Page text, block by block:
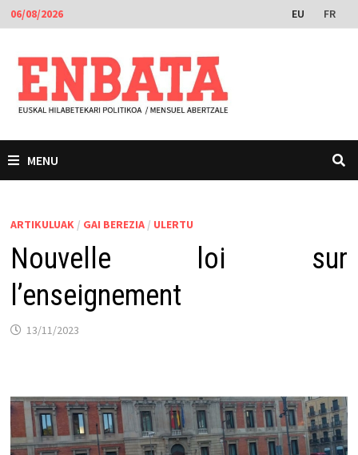
Skip
to
content
06/08/2026 EU FR
MENU
ARTIKULUAK / GAI BEREZIA/ ULERTU
Nouvelle loi sur
l’enseignement
13/11/2023